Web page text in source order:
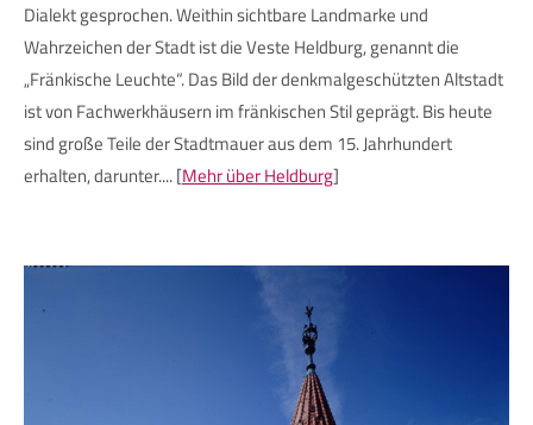
Dialekt gesprochen. Weithin sichtbare Landmarke und
Wahrzeichen der Stadt ist die Veste Heldburg, genannt die
„Fränkische Leuchte“. Das Bild der denkmalgeschützten Altstadt
ist von Fachwerkhäusern im fränkischen Stil geprägt. Bis heute
sind große Teile der Stadtmauer aus dem 15. Jahrhundert
erhalten, darunter.... [Mehr über Heldburg]